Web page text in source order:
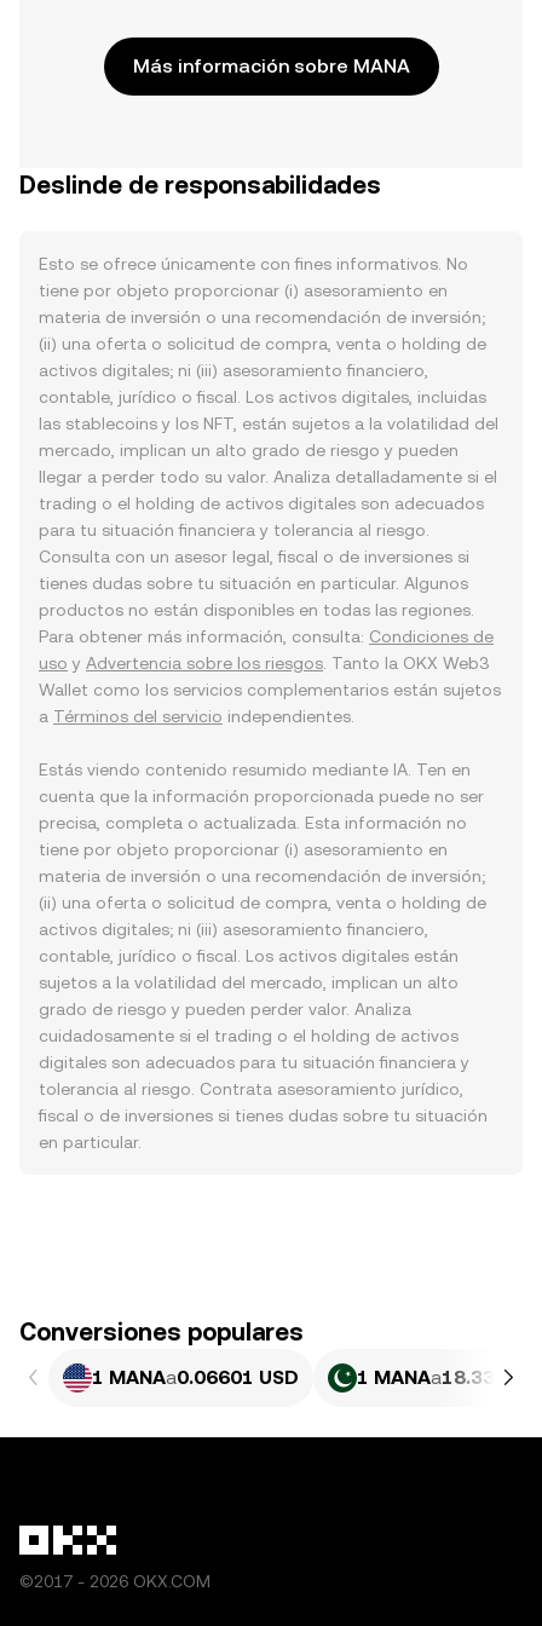
Más información sobre MANA
Deslinde de responsabilidades
Esto se ofrece únicamente con fines informativos. No
tiene por objeto proporcionar (i) asesoramiento en
materia de inversión o una recomendación de inversión;
(ii) una oferta o solicitud de compra, venta o holding de
activos digitales; ni (iii) asesoramiento financiero,
contable, jurídico o fiscal. Los activos digitales, incluidas
las stablecoins y los NFT, están sujetos a la volatilidad del
mercado, implican un alto grado de riesgo y pueden
llegar a perder todo su valor. Analiza detalladamente si el
trading o el holding de activos digitales son adecuados
para tu situación financiera y tolerancia al riesgo.
Consulta con un asesor legal, fiscal o de inversiones si
tienes dudas sobre tu situación en particular. Algunos
productos no están disponibles en todas las regiones.
Para obtener más información, consulta: Condiciones de
uso y Advertencia sobre los riesgos . Tanto la OKX Web3
Wallet como los servicios complementarios están sujetos
a Términos del servicio independientes.
Estás viendo contenido resumido mediante IA. Ten en
cuenta que la información proporcionada puede no ser
precisa, completa o actualizada. Esta información no
tiene por objeto proporcionar (i) asesoramiento en
materia de inversión o una recomendación de inversión;
(ii) una oferta o solicitud de compra, venta o holding de
activos digitales; ni (iii) asesoramiento financiero,
contable, jurídico o fiscal. Los activos digitales están
sujetos a la volatilidad del mercado, implican un alto
grado de riesgo y pueden perder valor. Analiza
cuidadosamente si el trading o el holding de activos
digitales son adecuados para tu situación financiera y
tolerancia al riesgo. Contrata asesoramiento jurídico,
fiscal o de inversiones si tienes dudas sobre tu situación
en particular.
Conversiones populares
1 MANAa0.06601 USD 1 MANAa18.33 PKR
©2017 - 2026 OKX.COM